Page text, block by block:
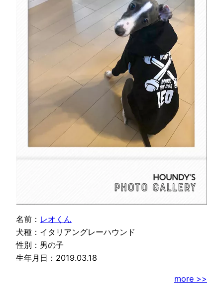
名前： レオくん
犬種：イタリアングレーハウンド
性別：男の子
生年月日：2019.03.18
more >>